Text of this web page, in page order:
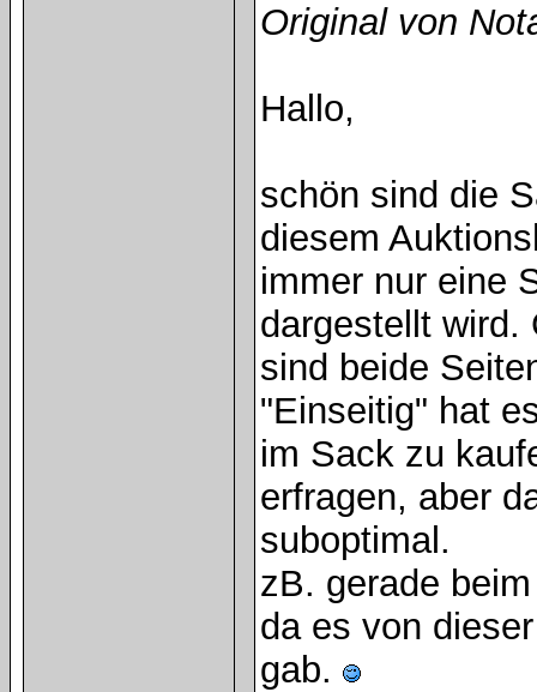
Original von
Hallo,
schön sind die
diesem
immer nur eine
dargestellt wird.
sind beide
"Einseitig" hat
im Sack zu
erfragen, aber
suboptimal.
zB. gerade
da es von
gab.